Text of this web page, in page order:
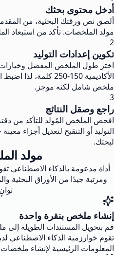
أدخل محتوى بحثك
ألصق نص ورقتك البحثية، من
مولد الملخصات. تأكد من استبعاد
2
تكوين إعدادات التوليد
اختر طول الملخص المفضل
الأكاديمية 150-250
ملخص شامل لكنه موجز.
3
راجع وصقل النتائج
افحص الملخص المُولد للتأكد من
التوليد أو التنقيح لتعديل أجزاء
لبحثك.
مولد
أداة مدعومة بالذكاء الاصطناعي
ومرتبة جيدًا من الأوراق البحثية
إنشاء ملخص بنقرة واحدة
قم بتحويل المستندات الطويلة
تقوم خوارزمية الذكاء الاصطناعي
المعلومات الرئيسية لإنشاء ملخصات